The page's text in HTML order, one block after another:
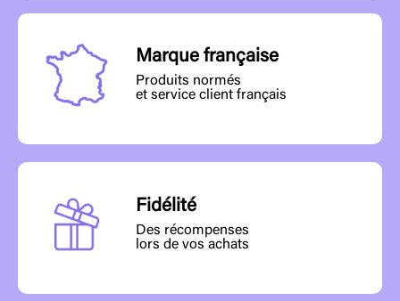
Marque française
Produits normés
et service client français
Fidélité
Des récompenses
lors de vos achats